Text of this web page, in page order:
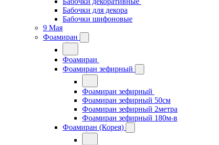
Бабочки для декора
Бабочки шифоновые
9 Мая
Фоамиран
Фоамиран
Фоамиран зефирный
Фоамиран зефирный
Фоамиран зефирный 50см
Фоамиран зефирный 2метра
Фоамиран зефирный 180м-в
Фоамиран (Корея)